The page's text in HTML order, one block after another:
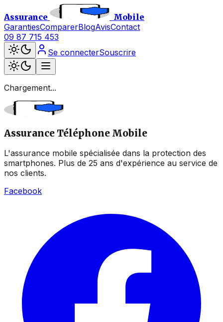
Assurance
Mobile
GarantiesComparerBlogAvisContact
09 87 715 453
Se connecterSouscrire
Chargement...
Assurance Téléphone Mobile
L'assurance mobile spécialisée dans la protection des
smartphones. Plus de 25 ans d'expérience au service de
nos clients.
Facebook